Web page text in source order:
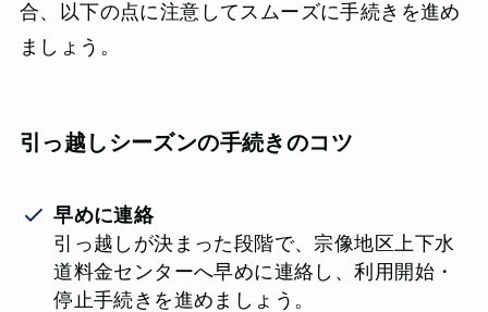
合、以下の点に注意してスムーズに手続きを進め
ましょう。
引っ越しシーズンの手続きのコツ
早めに連絡
引っ越しが決まった段階で、宗像地区上下水
道料金センターへ早めに連絡し、利用開始・
停止手続きを進めましょう。